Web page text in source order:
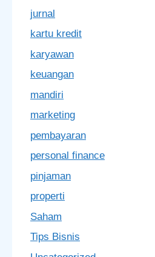
jurnal
kartu kredit
karyawan
keuangan
mandiri
marketing
pembayaran
personal finance
pinjaman
properti
Saham
Tips Bisnis